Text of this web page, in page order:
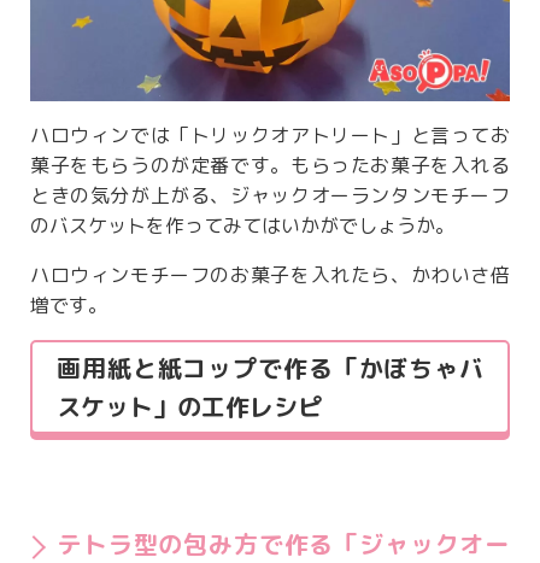
ハロウィンでは「トリックオアトリート」と言ってお
菓子をもらうのが定番です。もらったお菓子を入れる
ときの気分が上がる、ジャックオーランタンモチーフ
のバスケットを作ってみてはいかがでしょうか。
ハロウィンモチーフのお菓子を入れたら、かわいさ倍
増です。
画用紙と紙コップで作る「かぼちゃバ
スケット」の工作レシピ
テトラ型の包み方で作る「ジャックオー